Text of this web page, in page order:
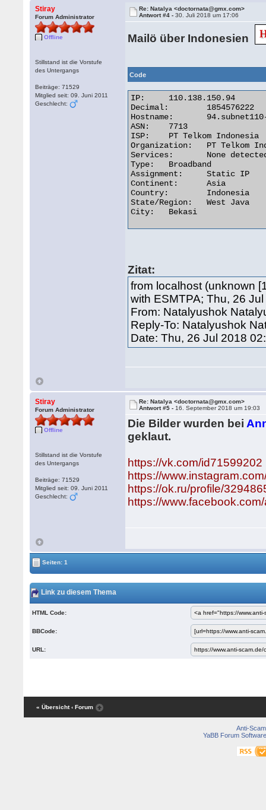
Stiray
Forum Administrator
Offline
Stillstand ist die Vorstufe
des Untergangs
Beiträge: 71529
Mitglied seit: 09. Juni 2011
Geschlecht:
Re: Natalya <doctornata@gmx.com>
Antwort #4 -30. Juli 2018 um 17:06
Mailö über Indonesien
Code
IP:	110.138.150.94
Decimal:	1854576222
Hostname:	94.subnet110-138-150.speedy.telkom.net.id
ASN:	7713
ISP:	PT Telkom Indonesia
Organization:	PT Telkom Indonesia
Services:	None detected
Type:	Broadband
Assignment:	Static IP
Continent:	Asia
Country:	Indonesia
State/Region:	West Java
City:	Bekasi
Zitat:
from localhost (unknown
with ESMTPA; Thu, 26
From: Natalyushok
Reply-To: Natalyushok
Date: Thu, 26 Jul 2018
Stiray
Forum Administrator
Offline
Stillstand ist die Vorstufe
des Untergangs
Beiträge: 71529
Mitglied seit: 09. Juni 2011
Geschlecht:
Re: Natalya <doctornata@gmx.com>
Antwort #5 - 16. September 2018 um 19:03
Die Bilder wurden bei
geklaut.
https://vk.com/id71599202
https://
https://ok.ru/profile/
https://
Seiten: 1
Link zu diesem Thema
HTML Code:
BBCode:
URL:
« Übersicht ‹ Forum
Anti-Scam
YaBB Forum Software